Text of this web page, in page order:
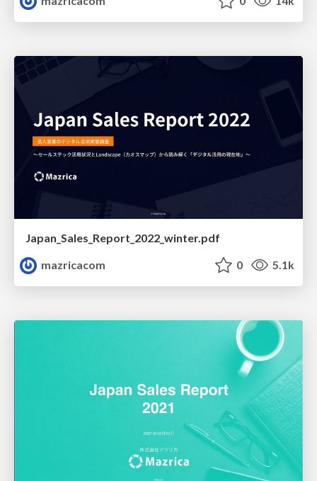
Japan_Sales_Report_2022_winter.pdf
mazricacom
0 5.1k